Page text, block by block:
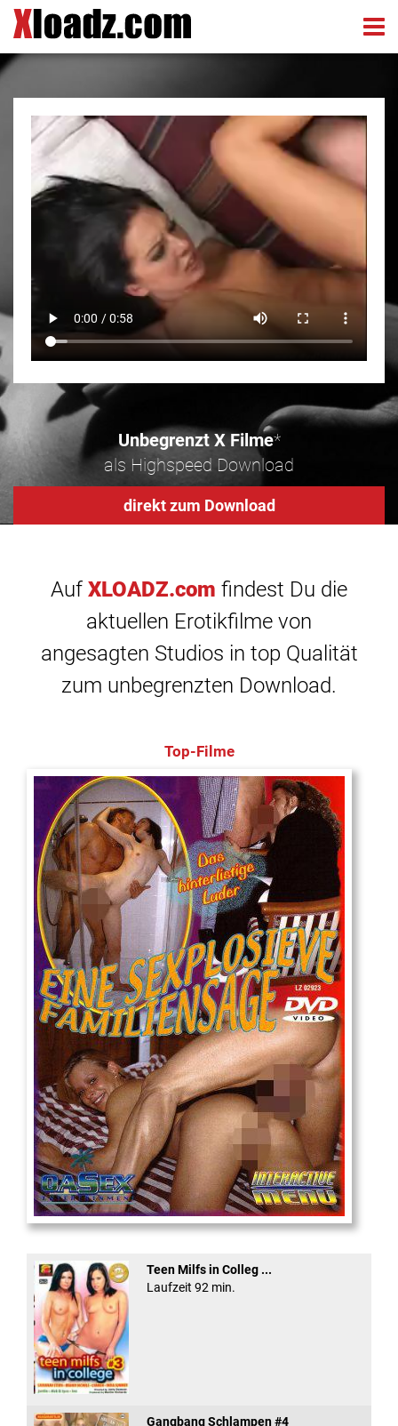
Unbegrenzt X Filme*
als Highspeed Download
direkt zum Download
Auf XLOADZ.com findest Du die
aktuellen Erotikfilme von
angesagten Studios in top Qualität
zum unbegrenzten Download.
Top-Filme
Eine Sexplosieve Fam ...
Teen Milfs in Colleg ...
Laufzeit 92 min.
Gangbang Schlampen #4